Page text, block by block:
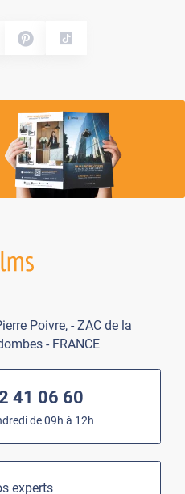
Poivre, - ZAC de la
- FRANCE
41 06 60
de 09h à 12h
experts